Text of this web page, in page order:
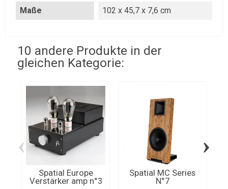
Maße 102 x 45,7 x 7,6 cm
10 andere Produkte in der
gleichen Kategorie:
Spatial Europe
Verstärker amp n°3
Spatial MC Series
N°7
‹ ›